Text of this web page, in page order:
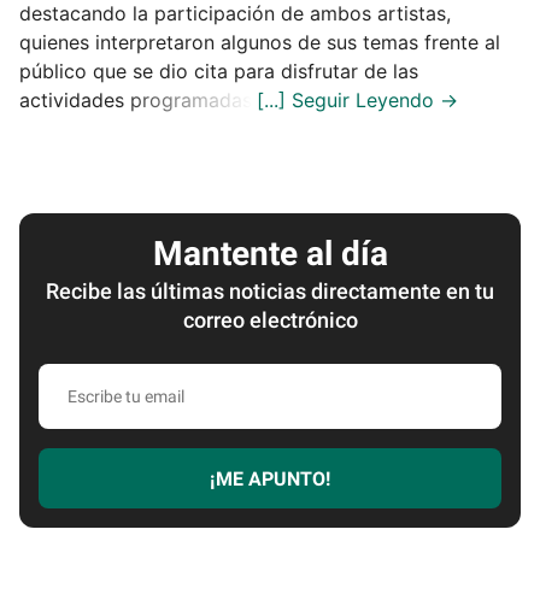
destacando la participación de ambos artistas,
quienes interpretaron algunos de sus temas frente al
público que se dio cita para disfrutar de las
actividades programadas.
Mantente al día
Recibe las últimas noticias directamente en tu
correo electrónico
Escribe
email
¡ME APUNTO!